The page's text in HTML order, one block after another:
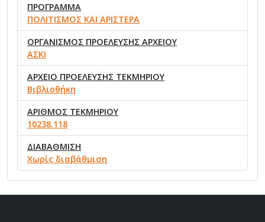
ΠΡΟΓΡΑΜΜΑ
ΠΟΛΙΤΙΣΜΟΣ ΚΑΙ ΑΡΙΣΤΕΡΑ
ΟΡΓΑΝΙΣΜΟΣ ΠΡΟΕΛΕΥΣΗΣ ΑΡΧΕΙΟΥ
ΑΣΚΙ
ΑΡΧΕΙΟ ΠΡΟΕΛΕΥΣΗΣ ΤΕΚΜΗΡΙΟΥ
Βιβλιοθήκη
ΑΡΙΘΜΟΣ ΤΕΚΜΗΡΙΟΥ
10238.118
ΔΙΑΒΑΘΜΙΣΗ
Χωρίς διαβάθμιση